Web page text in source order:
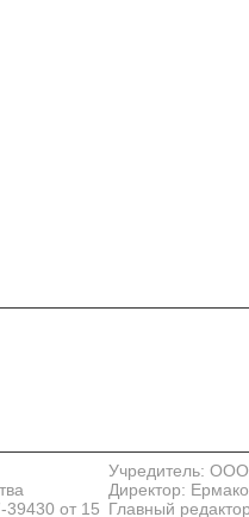
от 15
Учредитель:
Директор:
Главный